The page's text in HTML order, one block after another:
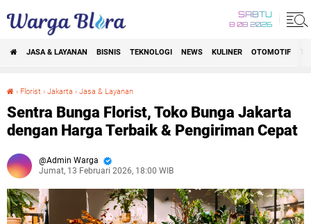
SABTU
8 08 2026
JASA & LAYANAN BISNIS TEKNOLOGI NEWS KULINER OTOMOTIF
› Florist › Jakarta › Jasa & Layanan
Sentra Bunga Florist, Toko Bunga Jakarta
dengan Harga Terbaik & Pengiriman Cepat
Admin Warga
Jumat, 13 Februari 2026, 18:00 WIB